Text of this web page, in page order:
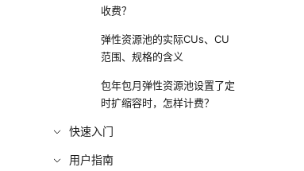
收费？
弹性资源池的实际CUs、CU
范围、规格的含义
包年包月弹性资源池设置了定
时扩缩容时，怎样计费？
快速入门
用户指南